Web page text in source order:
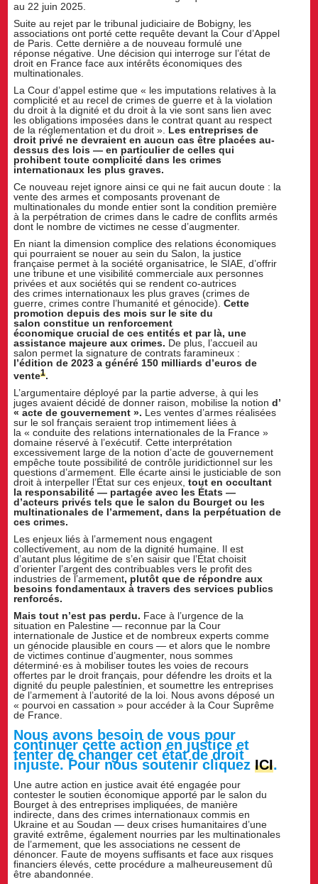
au 22 juin 2025.
Suite au rejet par le tribunal judiciaire de Bobigny, les
associations ont porté cette requête devant la Cour d’Appel
de Paris. Cette dernière a de nouveau formulé une
réponse négative. Une décision qui interroge sur l’état de
droit en France face aux intérêts économiques des
multinationales.
La Cour d’appel estime que « les imputations relatives à la
complicité et au recel de crimes de guerre et à la violation
du droit à la dignité et du droit à la vie sont sans lien avec
les obligations imposées dans le contrat quant au respect
de la réglementation et du droit ». Les entreprises de
droit privé ne devraient en aucun cas être placées au-
dessus des lois—en particulier de celles qui
prohibent toute complicité dans les crimes
internationaux les plus graves.
Ce nouveau rejet ignore ainsi ce qui ne fait aucun doute : la
vente des armes et composants provenant de
multinationales du monde entier sont la condition première
à la perpétration de crimes dans le cadre de conflits armés
dont le nombre de victimes ne cesse d’augmenter.
En niant la dimension complice des relations économiques
qui pourraient se nouer au sein du Salon, la justice
française permet à la société organisatrice, le SIAE, d’offrir
une tribune et une visibilité commerciale aux personnes
privées et aux sociétés qui se rendent co-autrices
des crimes internationaux les plus graves (crimes de
guerre, crimes contre l’humanité et génocide).Cette
promotion depuis des mois sur le site du
salon constitue un renforcement
économique crucial de ces entités et par là, une
assistance majeure aux crimes. De plus, l’accueil au
salon permet la signature de contrats faramineux :
l’édition de 2023 a généré 150 milliards d’euros de
vente1.
L’argumentaire déployé par la partie adverse, à qui les
juges avaient décidé de donner raison, mobilise la notiond’
« acte de gouvernement ». Les ventes d’armes réalisées
sur le sol français seraient trop intimement liées à
la « conduite des relations internationales de la France »
domaine réservé à l’exécutif. Cette interprétation
excessivement large de la notion d’acte de gouvernement
empêche toute possibilité de contrôle juridictionnel sur les
questions d’armement. Elle écarte ainsi le justiciable de son
droit à interpeller l’État sur ces enjeux,tout en occultant
la responsabilité — partagée avec les États —
d’acteurs privés tels que le salon du Bourget ou les
multinationales de l’armement, dans la perpétuation de
ces crimes.
Les enjeux liés à l’armement nous engagent
collectivement, au nom de la dignité humaine. Il est
d’autant plus légitime de s’en saisir que l’État choisit
d’orienter l’argent des contribuables vers le profit des
industries de l’armement, plutôt que de répondre aux
besoins fondamentaux à travers des services publics
renforcés.
Mais tout n’est pas perdu. Face à l’urgence de la
situation en Palestine — reconnue par la Cour
internationale de Justice et de nombreux experts comme
un génocide plausible en cours — et alors que le nombre
de victimes continue d’augmenter, nous sommes
déterminé·es à mobiliser toutes les voies de recours
offertes par le droit français, pour défendre les droits et la
dignité du peuple palestinien, et soumettre les entreprises
de l’armement à l’autorité de la loi. Nous avons déposé un
« pourvoi en cassation » pour accéder à la Cour Suprême
de France.
Nous avons besoin de vous pour
continuer cette action en justice et
tenter de changer cet état de droit
injuste. Pour nous soutenir cliquezICI.
Une autre action en justice avait été engagée pour
contester le soutien économique apporté par le salon du
Bourget à des entreprises impliquées, de manière
indirecte, dans des crimes internationaux commis en
Ukraine et au Soudan — deux crises humanitaires d’une
gravité extrême, également nourries par les multinationales
de l’armement, que les associations ne cessent de
dénoncer. Faute de moyens suffisants et face aux risques
financiers élevés, cette procédure a malheureusement dû
être abandonnée.